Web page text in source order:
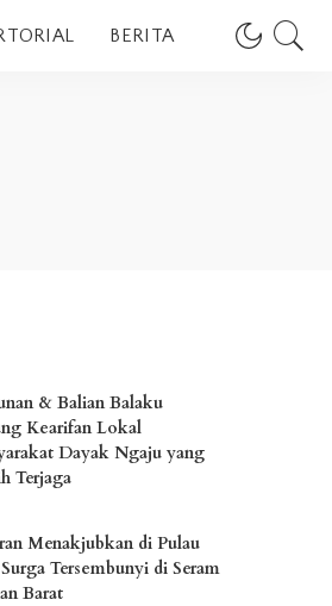
BERITA
& Balian Balaku
Kearifan Lokal
Dayak Ngaju yang
Terjaga
Menakjubkan di Pulau
Tersembunyi di Seram
Barat